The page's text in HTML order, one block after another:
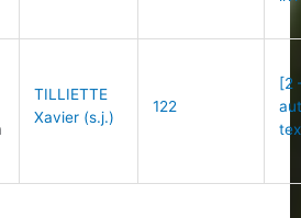
TILLIETTE
Xavier (s.j.)
122
[2